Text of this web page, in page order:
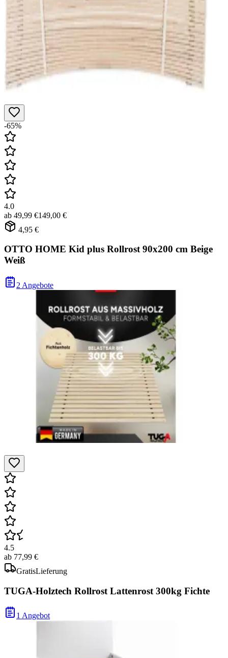
-65%
4.0
ab 49,99 €149,00 €
4,95 €
OTTO HOME Kid plus Rollrost 90x200 cm Beige
Weiß
2 Angebote
4.5
ab 77,99 €
GratisLieferung
TUGA-Holztech Rollrost Lattenrost 300kg Fichte
1 Angebot